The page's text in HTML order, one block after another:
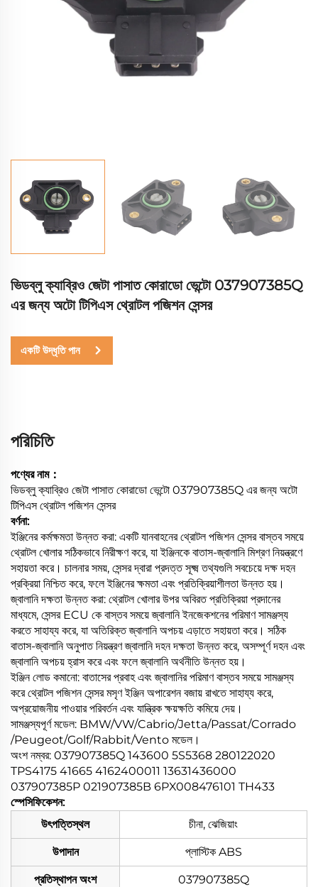
ভিডব্লু ক্যাব্রিও জেটা পাসাত কোরাডো ভেন্টো 037907385Q
এর জন্য অটো টিপিএস থ্রোটল পজিশন সেন্সর
একটি উদ্ধৃতি পান
পরিচিতি
পণ্যের নাম：
ভিডব্লু ক্যাব্রিও জেটা পাসাত কোরাডো ভেন্টো 037907385Q এর জন্য অটো
টিপিএস থ্রোটল পজিশন সেন্সর
বর্ণনা:
ইঞ্জিনের কর্মক্ষমতা উন্নত করা: একটি যানবাহনের থ্রোটল পজিশন সেন্সর বাস্তব সময়ে
থ্রোটল খোলার সঠিকভাবে নিরীক্ষণ করে, যা ইঞ্জিনকে বাতাস-জ্বালানি মিশ্রণ নিয়ন্ত্রণে
সহায়তা করে। চালনার সময়, সেন্সর দ্বারা প্রদত্ত সূক্ষ্ম তথ্যগুলি সবচেয়ে দক্ষ দহন
প্রক্রিয়া নিশ্চিত করে, ফলে ইঞ্জিনের ক্ষমতা এবং প্রতিক্রিয়াশীলতা উন্নত হয়।
জ্বালানি দক্ষতা উন্নত করা: থ্রোটল খোলার উপর অবিরত প্রতিক্রিয়া প্রদানের
মাধ্যমে, সেন্সর ECU কে বাস্তব সময়ে জ্বালানি ইনজেকশনের পরিমাণ সামঞ্জস্য
করতে সাহায্য করে, যা অতিরিক্ত জ্বালানি অপচয় এড়াতে সহায়তা করে। সঠিক
বাতাস-জ্বালানি অনুপাত নিয়ন্ত্রণ জ্বালানি দহন দক্ষতা উন্নত করে, অসম্পূর্ণ দহন এবং
জ্বালানি অপচয় হ্রাস করে এবং ফলে জ্বালানি অর্থনীতি উন্নত হয়।
ইঞ্জিন লোড কমানো: বাতাসের প্রবাহ এবং জ্বালানির পরিমাণ বাস্তব সময়ে সামঞ্জস্য
করে থ্রোটল পজিশন সেন্সর মসৃণ ইঞ্জিন অপারেশন বজায় রাখতে সাহায্য করে,
অপ্রয়োজনীয় পাওয়ার পরিবর্তন এবং যান্ত্রিক ক্ষয়ক্ষতি কমিয়ে দেয়।
সামঞ্জস্যপূর্ণ মডেল: BMW/VW/Cabrio/Jetta/Passat/Corrado
/Peugeot/Golf/Rabbit/Vento মডেল।
অংশ নম্বর: 037907385Q 143600 5S5368 280122020
TPS4175 41665 4162400011 13631436000
037907385P 021907385B 6PX008476101 TH433
স্পেসিফিকেশন:
উৎপত্তিস্থল
চীনা, ঝেজিয়াং
উপাদান প্লাস্টিক ABS
প্রতিস্থাপন অংশ
037907385Q